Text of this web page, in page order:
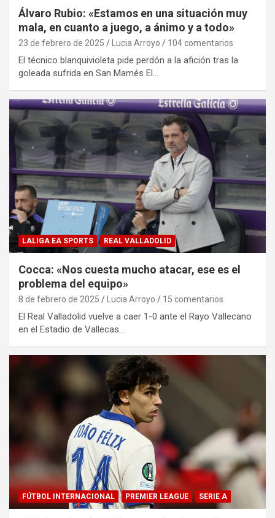
Álvaro Rubio: «Estamos en una situación muy
mala, en cuanto a juego, a ánimo y a todo»
23 de febrero de 2025 Lucia Arroyo 104 comentarios
El técnico blanquivioleta pide perdón a la afición tras la
goleada sufrida en San Mamés El…
LALIGA EA SPORTS REAL VALLADOLID
Cocca: «Nos cuesta mucho atacar, ese es el
problema del equipo»
8 de febrero de 2025 Lucia Arroyo 15 comentarios
El Real Valladolid vuelve a caer 1-0 ante el Rayo Vallecano
en el Estadio de Vallecas…
FÚTBOL INTERNACIONAL PREMIER LEAGUE SERIE A